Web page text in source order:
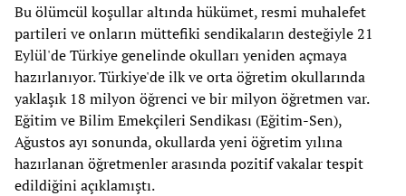
Bu ölümcül koşullar altında hükümet, resmi muhalefet
partileri ve onların müttefiki sendikaların desteğiyle 21
Eylül'de Türkiye genelinde okulları yeniden açmaya
hazırlanıyor. Türkiye'de ilk ve orta öğretim okullarında
yaklaşık 18 milyon öğrenci ve bir milyon öğretmen var.
Eğitim ve Bilim Emekçileri Sendikası (Eğitim-Sen),
Ağustos ayı sonunda, okullarda yeni öğretim yılına
hazırlanan öğretmenler arasında pozitif vakalar tespit
edildiğini açıklamıştı.